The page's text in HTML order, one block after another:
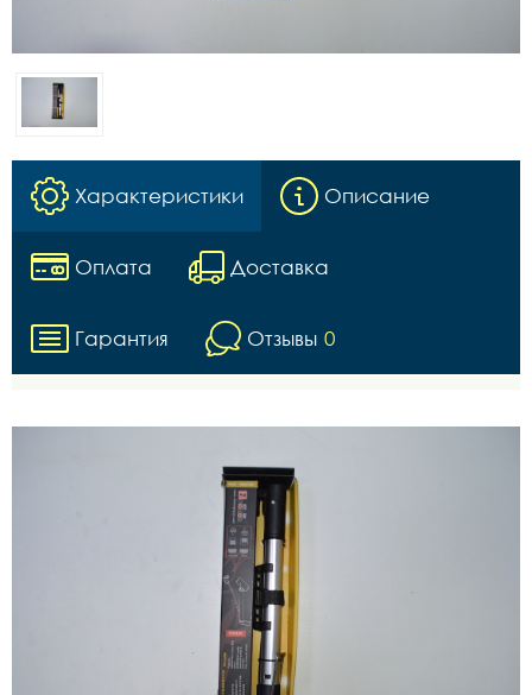
Характеристики Описание
Оплата Доставка
Гарантия Отзывы 0